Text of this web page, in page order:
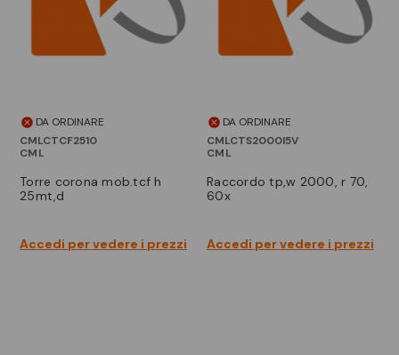
DA ORDINARE
CMLCTCF2510
CML
torre corona mob.tcf h
25mt,d
Accedi per vedere i prezzi
DA ORDINARE
CMLCTS2000I5V
CML
raccordo tp,w 2000, r 70,
60x
Accedi per vedere i prezzi